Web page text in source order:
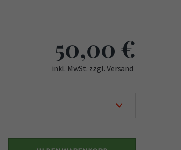
50,00 €
inkl. MwSt. zzgl. Versand